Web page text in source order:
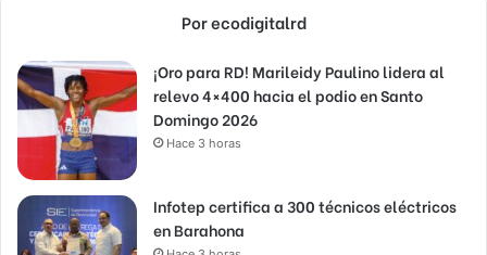
Por ecodigitalrd
¡Oro para RD! Marileidy Paulino lidera al
relevo 4×400 hacia el podio en Santo
Domingo 2026
Hace 3 horas
Infotep certifica a 300 técnicos eléctricos
en Barahona